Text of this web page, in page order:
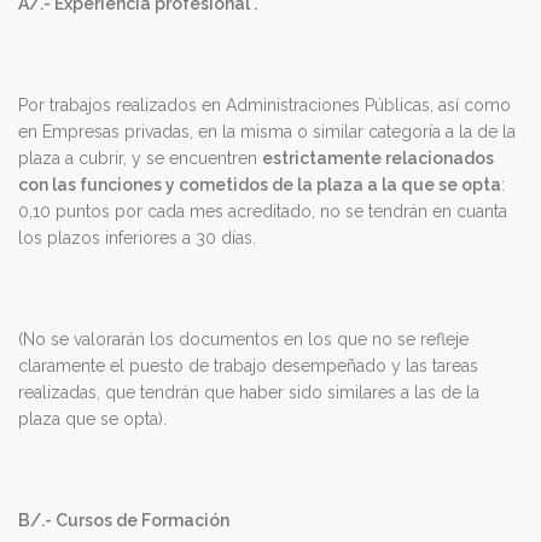
Por trabajos realizados en Administraciones Públicas, así como
en Empresas privadas, en la misma o similar categoría a la de la
plaza a cubrir, y se encuentren estrictamente relacionados
con las funciones y cometidos de la plaza a la que se opta:
0,10 puntos por cada mes acreditado, no se tendrán en cuanta
los plazos inferiores a 30 días.
(No se valorarán los documentos en los que no se refleje
claramente el puesto de trabajo desempeñado y las tareas
realizadas, que tendrán que haber sido similares a las de la
plaza que se opta).
B/.- Cursos de Formación